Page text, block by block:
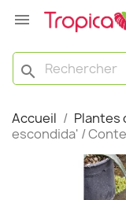

search
Accueil
escondida' /